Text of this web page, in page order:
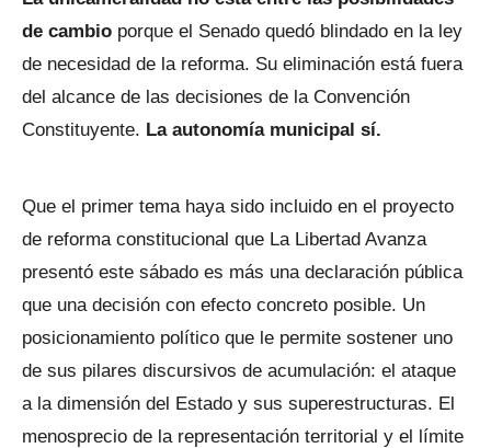
de cambio porque el Senado quedó blindado en la ley
de necesidad de la reforma. Su eliminación está fuera
del alcance de las decisiones de la Convención
Constituyente. La autonomía municipal sí.
Que el primer tema haya sido incluido en el proyecto
de reforma constitucional que La Libertad Avanza
presentó este sábado es más una declaración pública
que una decisión con efecto concreto posible. Un
posicionamiento político que le permite sostener uno
de sus pilares discursivos de acumulación: el ataque
a la dimensión del Estado y sus superestructuras. El
menosprecio de la representación territorial y el límite